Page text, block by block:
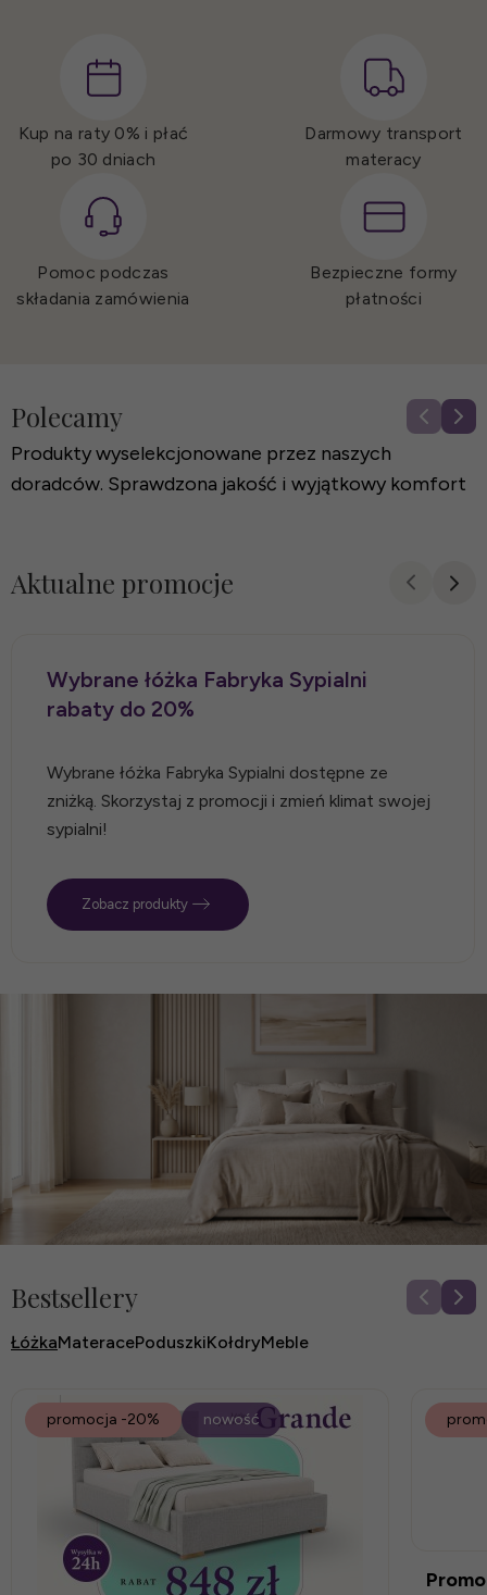
Kup na raty 0% i płać
po 30 dniach
Darmowy transport
materacy
Pomoc podczas
składania zamówienia
Bezpieczne formy
płatności
Polecamy
Produkty wyselekcjonowane przez naszych
doradców. Sprawdzona jakość i wyjątkowy komfort
Łóżko tapicerowane Bari
2 889 zł
Aktualne promocje
Wybrane łóżka Fabryka Sypialni
rabaty do 20%
Wybrane łóżka Fabryka Sypialni dostępne ze
zniżką. Skorzystaj z promocji i zmień klimat swojej
sypialni!
Zobacz produkty
Bestsellery
ŁóżkaMateracePoduszkiKołdryMeble
promocja -20% nowość